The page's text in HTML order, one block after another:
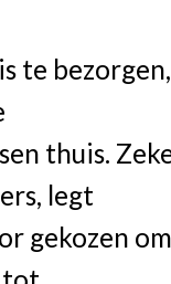
te bezorgen,
thuis.
legt
gekozen om